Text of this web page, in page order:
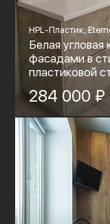
HPL-Пластик,
Белая угловая
фасадами в
пластиковой
284 000 ₽